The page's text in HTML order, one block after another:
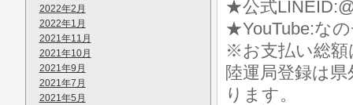
2022年2月
2022年1月
2021年11月
2021年10月
2021年9月
2021年7月
2021年5月
★公式
★YouTube:な
※お支払い総額
陸運局登録は
ります。